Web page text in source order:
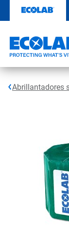
contenido
Abrillantadores